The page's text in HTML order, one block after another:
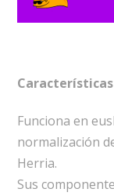
Características
Funciona en
normalización
Herria.
Sus